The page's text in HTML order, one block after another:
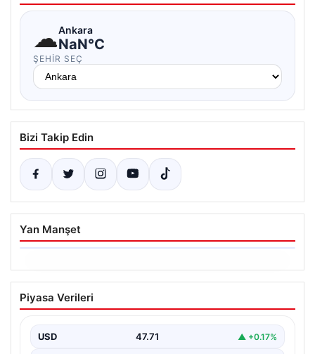
☁Ankara
NaN°C
ŞEHIR SEÇ
Bizi Takip Edin
Yan Manşet
06.08.2026
Dumanlar ilçeyi kapladı: Bursa’da
tamirhanede yangın
Piyasa Verileri
USD 47.71 ▲ +0.17%